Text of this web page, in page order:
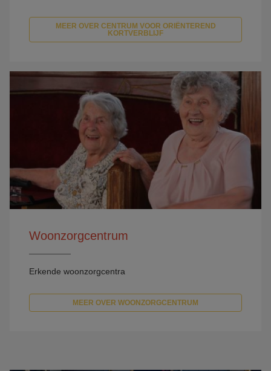
MEER OVER CENTRUM VOOR ORIËNTEREND
KORTVERBLIJF
Woonzorgcentrum
Erkende woonzorgcentra
MEER OVER WOONZORGCENTRUM